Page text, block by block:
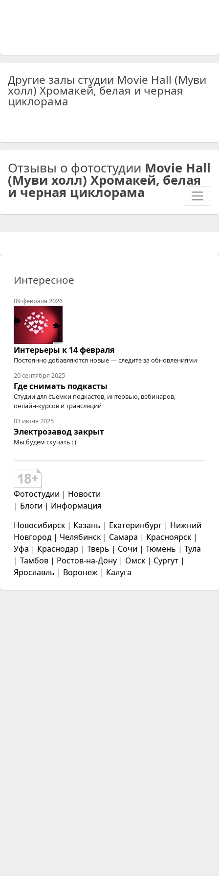
Другие залы студии Movie Hall (Муви
холл) Хромакей, белая и черная
циклорама
Отзывы о фотостудии Movie Hall
(Муви холл) Хромакей, белая
и черная циклорама
Интересное
09 февраля 2026
Интерьеры к 14 февраля
Постоянно добавляются новые — следите за обновлениями
20 сентября 2025
Где снимать подкасты
Студии для съемки подкастов, интервью, вебинаров,
онлайн-курсов и трансляций
03 июня 2025
Электрозавод закрыт
Мы будем скучать :'(
Фотостудии | Новости
| Блоги | Информация
Новосибирск | Казань | Екатеринбург | Нижний
Новгород | Челябинск | Самара | Красноярск |
Уфа | Краснодар | Тверь | Сочи | Тюмень | Тула
| Тамбов | Ростов-на-Дону | Омск | Сургут |
Ярославль | Воронеж | Калуга